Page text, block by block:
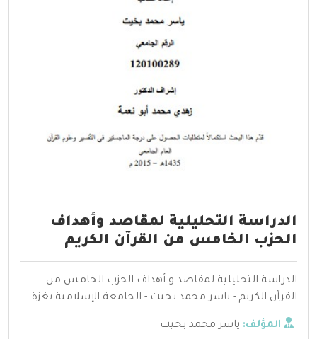
الدراسة التحليلية لمقاصد وأهداف
الحزب الخامس من القرآن الكريم
الدراسة التحليلية لمقاصد و أهداف الحزب الخامس من
القرآن الكريم - ياسر محمد بخيت - الجامعة الإسلامية بغزة
المؤلف: ياسر محمد بخيت